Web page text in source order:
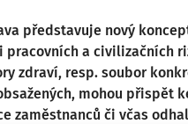
představuje nový
pracovních a civilizačních
zdraví, resp. soubor
mohou přispět
zaměstnanců či včas